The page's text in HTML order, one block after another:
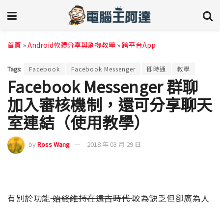
首頁 »Android軟體分享與刷機教學 »跨平台App
Tags: Facebook Facebook Messenger 即時通 教學
Facebook Messenger 群聊
加入審核機制，還可分享聊天
室連結（使用教學）
byRoss Wang 2018 年 03 月 29 日
有別於功能始終維持在遠古時代較為缺乏但卻廣為人